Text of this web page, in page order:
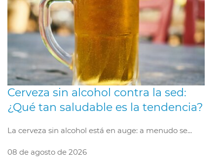
Cerveza sin alcohol contra la sed:
¿Qué tan saludable es la tendencia?
La cerveza sin alcohol está en auge: a menudo se...
08 de agosto de 2026